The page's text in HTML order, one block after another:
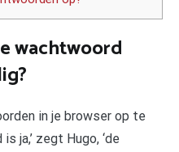
wachtwoord
in je browser op te
ja,’ zegt Hugo, ‘de